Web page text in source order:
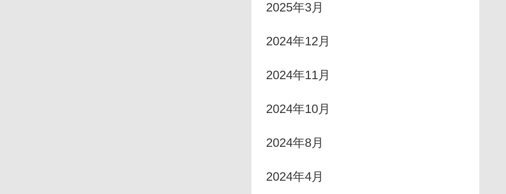
2025年3月
2024年12月
2024年11月
2024年10月
2024年8月
2024年4月